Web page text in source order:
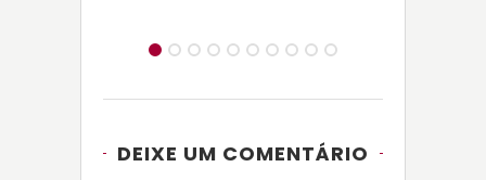
DEIXE UM COMENTÁRIO